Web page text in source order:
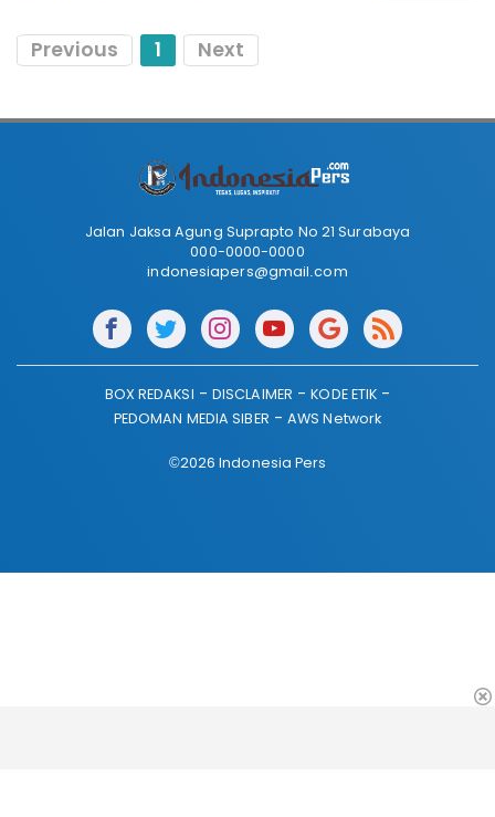
Previous 1 Next
Jalan Jaksa Agung Suprapto No 21 Surabaya
000-0000-0000
indonesiapers@gmail.com
BOX REDAKSI DISCLAIMER
KODE ETIK
PEDOMAN MEDIA SIBER
AWS Network
©2026 Indonesia Pers